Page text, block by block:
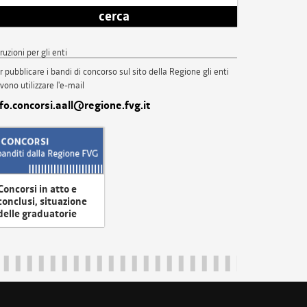
cerca
per gli enti
pubblicare i bandi di concorso sul sito della Regione gli enti
utilizzare l'e-mail
in atto e
situazione
graduatorie